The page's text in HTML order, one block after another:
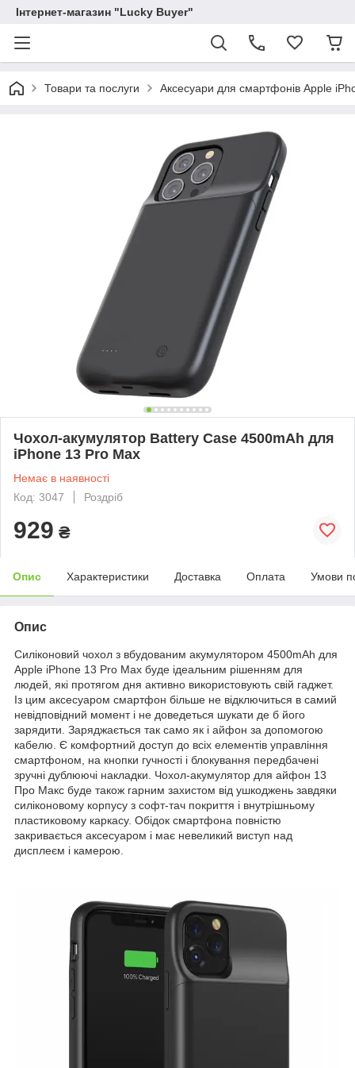
Інтернет-магазин "Lucky Buyer"
Товари та послуги Аксесуари для смартфонів Apple
Чохол-акумулятор Battery Case 4500mAh для
iPhone 13 Pro Max
Немає в наявності
Код: 3047
Роздріб
929 ₴
Опис Характеристики Доставка Оплата Умови
Опис
Силіконовий чохол з вбудованим акумулятором 4500mAh для
Apple iPhone 13 Pro Max буде ідеальним рішенням для
людей, які протягом дня активно використовують свій гаджет.
Із цим аксесуаром смартфон більше не відключиться в самий
невідповідний момент і не доведеться шукати де б його
зарядити. Заряджається так само як і айфон за допомогою
кабелю. Є комфортний доступ до всіх елементів управління
смартфоном, на кнопки гучності і блокування передбачені
зручні дублюючі накладки. Чохол-акумулятор для айфон 13
Про Макс буде також гарним захистом від ушкоджень завдяки
силіконовому корпусу з софт-тач покриття і внутрішньому
пластиковому каркасу. Обідок смартфона повністю
закривається аксесуаром і має невеликий виступ над
дисплеєм і камерою.